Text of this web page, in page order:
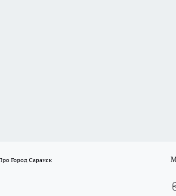
Город Саранск